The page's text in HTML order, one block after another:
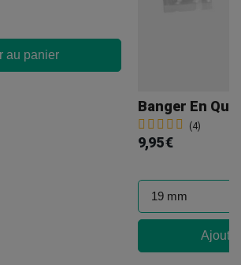
au panier
Banger En
(4)
9,95 €